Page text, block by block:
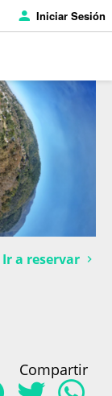
Iniciar Sesión
Ir a reservar
Compartir